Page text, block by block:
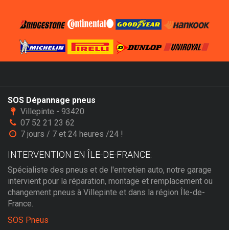
SOS Dépannage pneus
Villepinte - 93420
07 52 21 23 62
7 jours / 7 et 24 heures /24 !
INTERVENTION EN ÎLE-DE-FRANCE:
Spécialiste des pneus et de l'entretien auto, notre garage
intervient pour la réparation, montage et remplacement ou
changement pneus à Villepinte et dans la région Île-de-
France.
SOS Pneus